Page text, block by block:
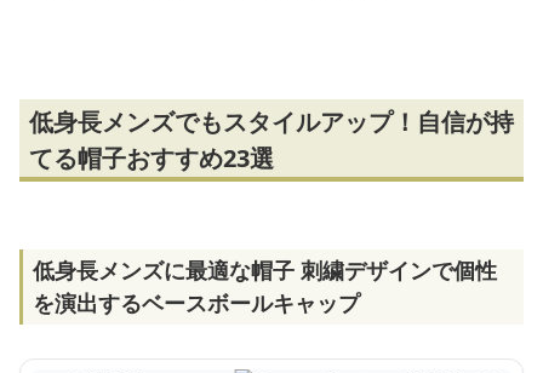
低身長メンズでもスタイルアップ！自信が持
てる帽子おすすめ23選
低身長メンズに最適な帽子 刺繍デザインで個性
を演出するベースボールキャップ